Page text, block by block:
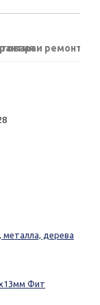
и ремонт
дерева
Фит